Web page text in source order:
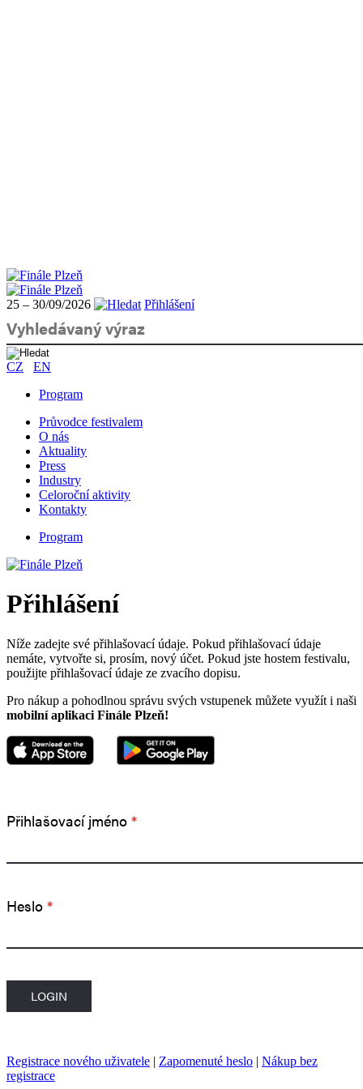
25 – 30/09/2026 Přihlášení
CZ
EN
Program
Průvodce festivalem
O nás
Aktuality
Press
Industry
Celoroční aktivity
Kontakty
Program
Přihlášení
Níže zadejte své přihlašovací údaje. Pokud přihlašovací údaje
nemáte, vytvořte si, prosím, nový účet. Pokud jste hostem festivalu,
použijte přihlašovací údaje ze zvacího dopisu.
Pro nákup a pohodlnou správu svých vstupenek můžete využít i naši
mobilní aplikaci Finále Plzeň!
Přihlašovací jméno *
Heslo *
Registrace nového uživatele | Zapomenuté heslo | Nákup bez
registrace